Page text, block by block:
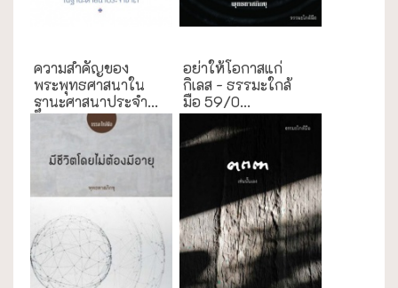
ความสำคัญของ
พระพุทธศาสนาใน
ฐานะศาสนาประจำ...
อย่าให้โอกาสแก่
กิเลส - ธรรมะใกล้
มือ 59/0...